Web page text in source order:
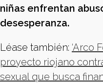
niñas enfrentan
desesperanza.
Léase también: ‘Arco
proyecto riojano
sexual que busca